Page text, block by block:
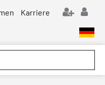
Karriere